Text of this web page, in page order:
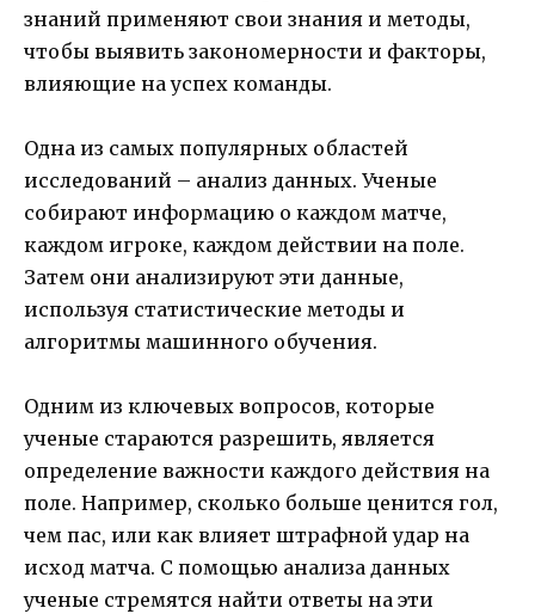
знаний применяют свои знания и методы,
чтобы выявить закономерности и факторы,
влияющие на успех команды.
Одна из самых популярных областей
исследований – анализ данных. Ученые
собирают информацию о каждом матче,
каждом игроке, каждом действии на поле.
Затем они анализируют эти данные,
используя статистические методы и
алгоритмы машинного обучения.
Одним из ключевых вопросов, которые
ученые стараются разрешить, является
определение важности каждого действия на
поле. Например, сколько больше ценится гол,
чем пас, или как влияет штрафной удар на
исход матча. С помощью анализа данных
ученые стремятся найти ответы на эти